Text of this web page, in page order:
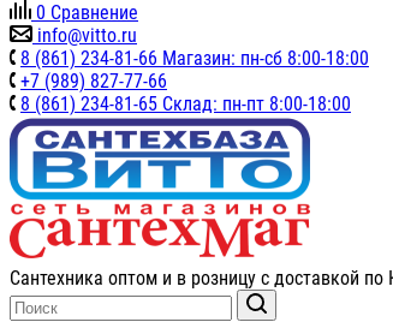
0 Сравнение
info@vitto.ru
8 (861) 234-81-66 Магазин: пн-сб 8:00-18:00
+7 (989) 827-77-66
8 (861) 234-81-65 Склад: пн-пт 8:00-18:00
Сантехника оптом и в розницу с доставкой